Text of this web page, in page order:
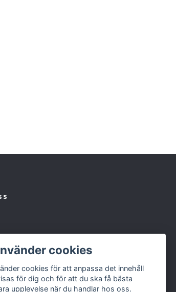
cookies
cookies för att anpassa det innehåll
för dig och för att du ska få bästa
upplevelse när du handlar hos oss.